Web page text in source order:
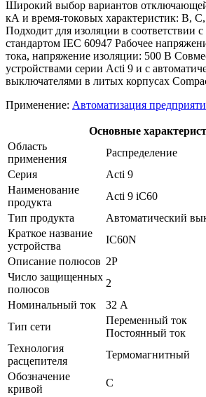
Широкий выбор вариантов
кА и время-токовых характеристик: B,
Подходит для изоляции в
стандартом IEC 60947 Рабочее
тока, напряжение изоляции: 500 В
устройствами серии Acti 9 и с
выключателями в литых корпусах
Применение: Автоматизация
Основные
Область
применения
Распределение
Серия
Acti 9
Наименование
продукта
Acti 9 iC60
Тип продукта
Автоматический
Краткое название
устройства
IC60N
Описание полюсов 2P
Число защищенных
полюсов
2
Номинальный ток
32 А
Тип сети
Переменный ток
Постоянный ток
Технология
расцепителя
Термомагнитный
Обозначение
кривой
С